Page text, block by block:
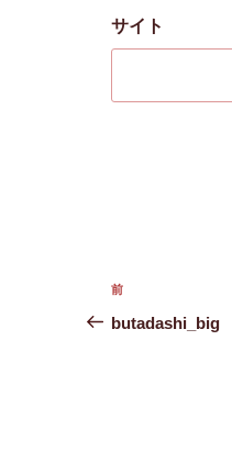
サイト
投
稿
前
の
前
butadashi_big